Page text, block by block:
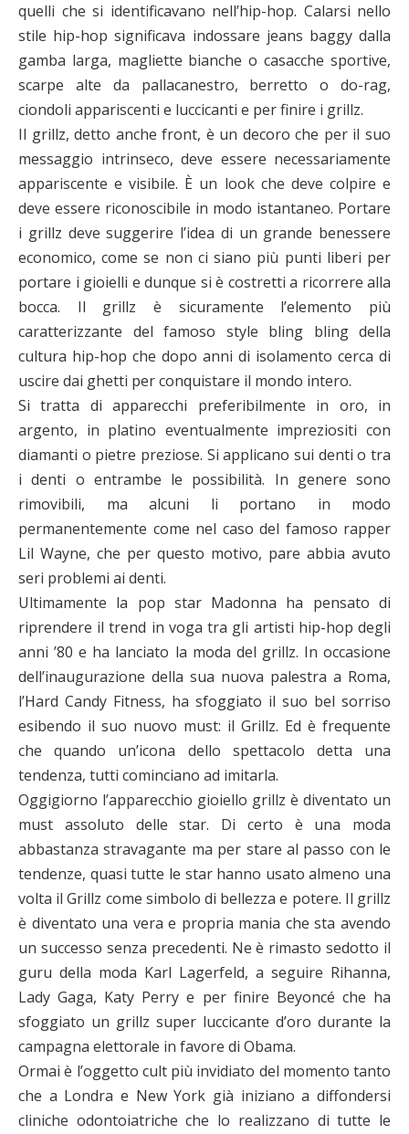
quelli che si identificavano nell’hip-hop. Calarsi nello
stile hip-hop significava indossare jeans baggy dalla
gamba larga, magliette bianche o casacche sportive,
scarpe alte da pallacanestro, berretto o do-rag,
ciondoli appariscenti e luccicanti e per finire i grillz.
Il grillz, detto anche front, è un decoro che per il suo
messaggio intrinseco, deve essere necessariamente
appariscente e visibile. È un look che deve colpire e
deve essere riconoscibile in modo istantaneo. Portare
i grillz deve suggerire l’idea di un grande benessere
economico, come se non ci siano più punti liberi per
portare i gioielli e dunque si è costretti a ricorrere alla
bocca. Il grillz è sicuramente l’elemento più
caratterizzante del famoso style bling bling della
cultura hip-hop che dopo anni di isolamento cerca di
uscire dai ghetti per conquistare il mondo intero.
Si tratta di apparecchi preferibilmente in oro, in
argento, in platino eventualmente impreziositi con
diamanti o pietre preziose. Si applicano sui denti o tra
i denti o entrambe le possibilità. In genere sono
rimovibili, ma alcuni li portano in modo
permanentemente come nel caso del famoso rapper
Lil Wayne, che per questo motivo, pare abbia avuto
seri problemi ai denti.
Ultimamente la pop star Madonna ha pensato di
riprendere il trend in voga tra gli artisti hip-hop degli
anni ’80 e ha lanciato la moda del grillz. In occasione
dell’inaugurazione della sua nuova palestra a Roma,
l’Hard Candy Fitness, ha sfoggiato il suo bel sorriso
esibendo il suo nuovo must: il Grillz. Ed è frequente
che quando un’icona dello spettacolo detta una
tendenza, tutti cominciano ad imitarla.
Oggigiorno l’apparecchio gioiello grillz è diventato un
must assoluto delle star. Di certo è una moda
abbastanza stravagante ma per stare al passo con le
tendenze, quasi tutte le star hanno usato almeno una
volta il Grillz come simbolo di bellezza e potere. Il grillz
è diventato una vera e propria mania che sta avendo
un successo senza precedenti. Ne è rimasto sedotto il
guru della moda Karl Lagerfeld, a seguire Rihanna,
Lady Gaga, Katy Perry e per finire Beyoncé che ha
sfoggiato un grillz super luccicante d’oro durante la
campagna elettorale in favore di Obama.
Ormai è l’oggetto cult più invidiato del momento tanto
che a Londra e New York già iniziano a diffondersi
cliniche odontoiatriche che lo realizzano di tutte le